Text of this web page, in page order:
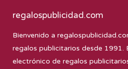
regalospublicidad.com
Bienvenido a
regalos publicitarios desde 1991.
electrónico de regalos